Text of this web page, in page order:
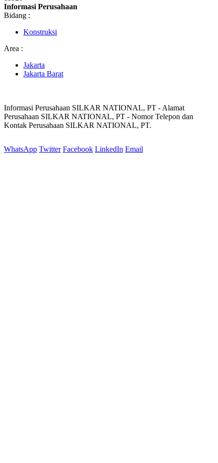
Informasi Perusahaan
Bidang :
Konstruksi
Area :
Jakarta
Jakarta Barat
Informasi Perusahaan SILKAR NATIONAL, PT - Alamat
Perusahaan SILKAR NATIONAL, PT - Nomor Telepon dan
Kontak Perusahaan SILKAR NATIONAL, PT.
WhatsApp Twitter Facebook LinkedIn Email